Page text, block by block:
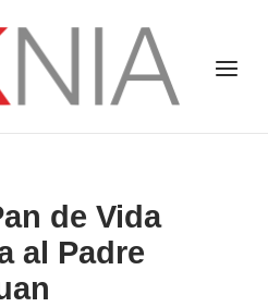
Menú
de Vida
al Padre